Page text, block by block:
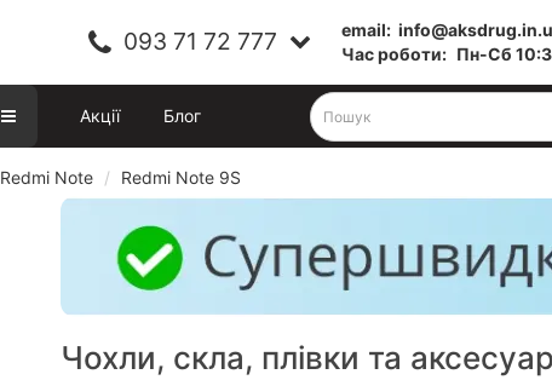
093 71 72 777 email:
Час роботи: Пн-Cб
Акції Блог
Redmi Note Redmi Note 9S
Чохли, скла, плівки та